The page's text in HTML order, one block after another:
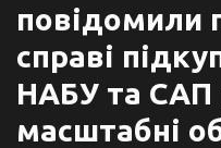
Головна
Контакти
Про нас
повідомили
справі
НАБУ та САП
масштабні